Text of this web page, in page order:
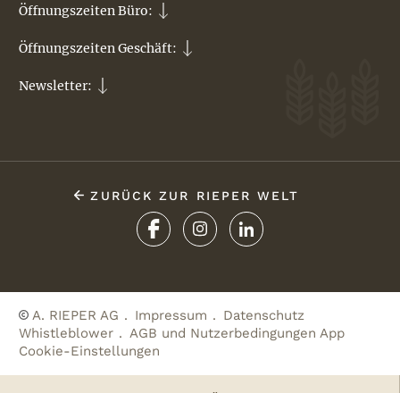
Öffnungszeiten Büro:
Öffnungszeiten Geschäft:
Newsletter:
ZURÜCK ZUR RIEPER WELT
A. RIEPER AG Impressum
Datenschutz
Whistleblower
AGB und Nutzerbedingungen App
Cookie-Einstellungen